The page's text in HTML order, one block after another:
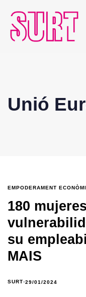
Unió
EMPODERAMENT
180
su
MAIS
SURT 29/01/2024